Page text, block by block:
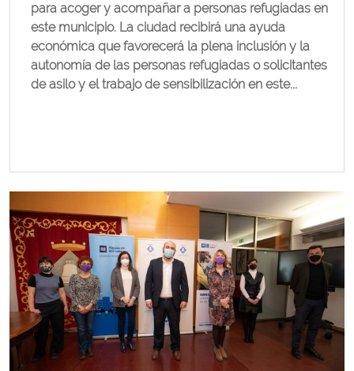
para acoger y acompañar a personas refugiadas en
este municipio. La ciudad recibirá una ayuda
económica que favorecerá la plena inclusión y la
autonomía de las personas refugiadas o solicitantes
de asilo y el trabajo de sensibilización en este...